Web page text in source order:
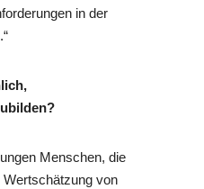
in der
Menschen, die
Wertschätzung von